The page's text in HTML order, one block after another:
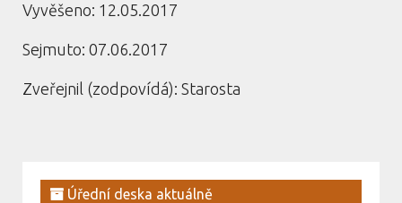
Vyvěšeno: 12.05.2017
Sejmuto: 07.06.2017
Zveřejnil (zodpovídá): Starosta
Úřední deska aktuálně